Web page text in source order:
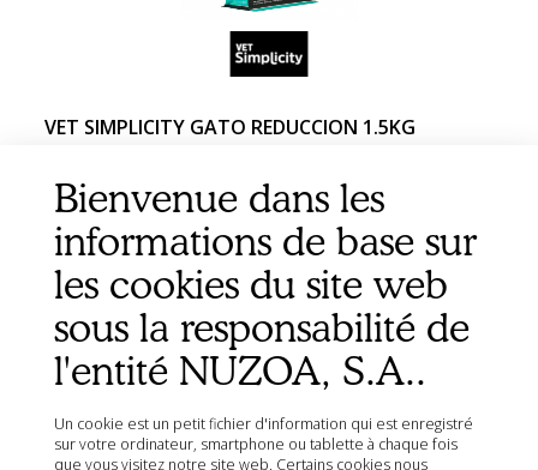
VET SIMPLICITY GATO REDUCCION 1.5KG
Bienvenue dans les
informations de base sur
les cookies du site web
sous la responsabilité de
l'entité NUZOA, S.A..
Un cookie est un petit fichier d'information qui est enregistré
sur votre ordinateur, smartphone ou tablette à chaque fois
que vous visitez notre site web. Certains cookies nous